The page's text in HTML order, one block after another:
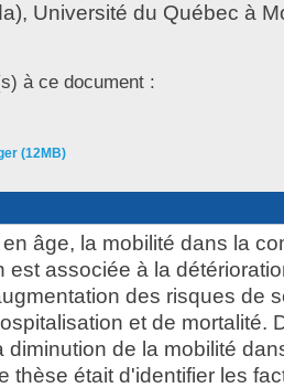
Université du Québec à
à ce document :
(12MB)
âge, la mobilité dans la
est associée à la
des risques de
et de mortalité.
diminution de la mobilité
thèse était d'identifier les